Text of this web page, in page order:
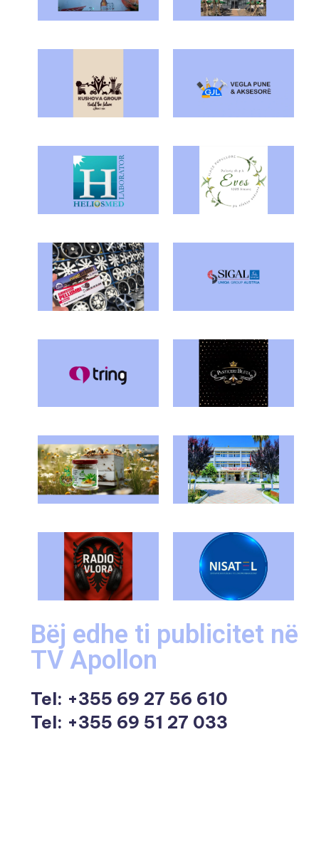
Bëj edhe ti publicitet në
TV Apollon
Tel: +355 69 27 56 610
Tel: +355 69 51 27 033